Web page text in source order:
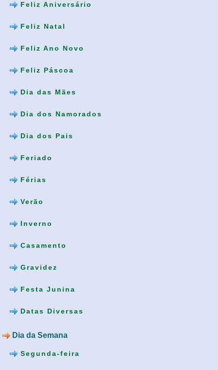
Feliz Aniversário
Feliz Natal
Feliz Ano Novo
Feliz Páscoa
Dia das Mães
Dia dos Namorados
Dia dos Pais
Feriado
Férias
Verão
Inverno
Casamento
Gravidez
Festa Junina
Datas Diversas
Dia da Semana
Segunda-feira